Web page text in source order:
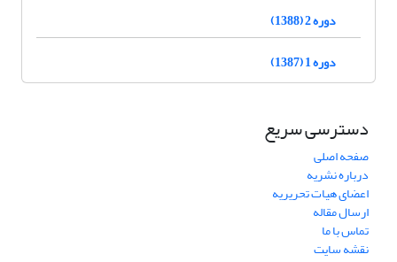
دوره 2 (1388)
دوره 1 (1387)
دسترسی سریع
صفحه اصلی
درباره نشریه
اعضای هیات تحریریه
ارسال مقاله
تماس با ما
نقشه سایت